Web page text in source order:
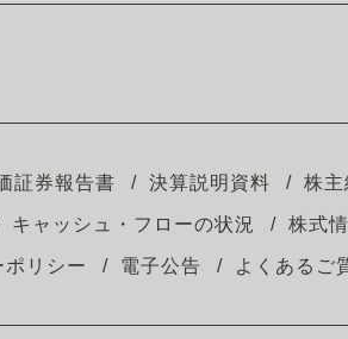
証券報告書 決算説明資料 株
キャッシュ・フローの状況 株式
リシー 電子公告 よくあるご